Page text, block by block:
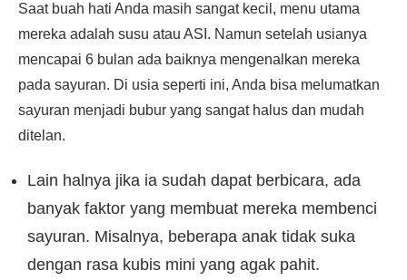
Saat buah hati Anda masih sangat kecil, menu utama
mereka adalah susu atau ASI. Namun setelah usianya
mencapai 6 bulan ada baiknya mengenalkan mereka
pada sayuran. Di usia seperti ini, Anda bisa melumatkan
sayuran menjadi bubur yang sangat halus dan mudah
ditelan.
Lain halnya jika ia sudah dapat berbicara, ada
banyak faktor yang membuat mereka membenci
sayuran. Misalnya, beberapa anak tidak suka
dengan rasa kubis mini yang agak pahit.